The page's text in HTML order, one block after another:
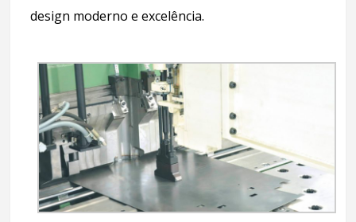
design moderno e excelência.